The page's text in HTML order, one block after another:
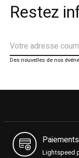
Restez
Des nouvelles de nos
Lightspeed